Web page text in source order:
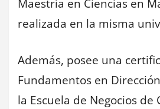
Maestría en Ciencias en
realizada en la misma
Además, posee una
Fundamentos en
la Escuela de Negocios de